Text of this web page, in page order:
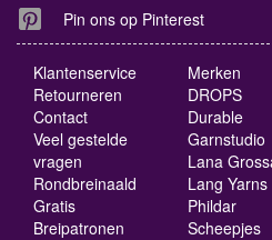
Pin ons op Pinterest
Klantenservice
Retourneren
Contact
Veel gestelde
vragen
Rondbreinaald
Gratis
Breipatronen
Merken
DROPS
Durable
Garnstudio
Lana
Lang Yarns
Phildar
Scheepjes